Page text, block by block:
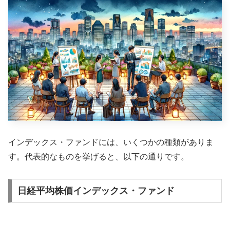
インデックス・ファンドには、いくつかの種類がありま
す。代表的なものを挙げると、以下の通りです。
日経平均株価インデックス・ファンド